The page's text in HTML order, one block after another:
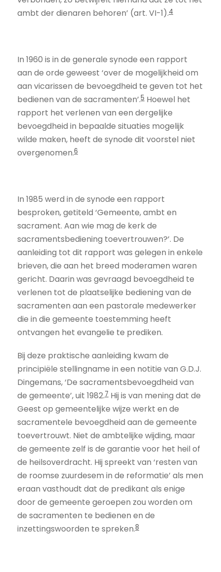
ambt der dienaren behoren’ (art. VI-1).4
In 1960 is in de generale synode een rapport
aan de orde geweest ‘over de mogelijkheid om
aan vicarissen de bevoegdheid te geven tot het
bedienen van de sacramenten’.5 Hoewel het
rapport het verlenen van een dergelijke
bevoegdheid in bepaalde situaties mogelijk
wilde maken, heeft de synode dit voorstel niet
overgenomen.6
In 1985 werd in de synode een rapport
besproken, getiteld ‘Gemeente, ambt en
sacrament. Aan wie mag de kerk de
sacramentsbediening toevertrouwen?’. De
aanleiding tot dit rapport was gelegen in enkele
brieven, die aan het breed moderamen waren
gericht. Daarin was gevraagd bevoegdheid te
verlenen tot de plaatselijke bediening van de
sacramenten aan een pastorale medewerker
die in die gemeente toestemming heeft
ontvangen het evangelie te prediken.
Bij deze praktische aanleiding kwam de
principiële stellingname in een notitie van G.D.J.
Dingemans, ‘De sacramentsbevoegdheid van
de gemeente’, uit 1982.7 Hij is van mening dat de
Geest op gemeentelijke wijze werkt en de
sacramentele bevoegdheid aan de gemeente
toevertrouwt. Niet de ambtelijke wijding, maar
de gemeente zelf is de garantie voor het heil of
de heilsoverdracht. Hij spreekt van ‘resten van
de roomse zuurdesem in de reformatie’ als men
eraan vasthoudt dat de predikant als enige
door de gemeente geroepen zou worden om
de sacramenten te bedienen en de
inzettingswoorden te spreken.8